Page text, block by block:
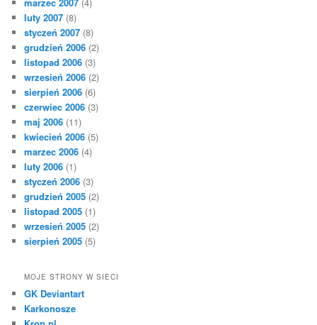
marzec 2007 (4)
luty 2007 (8)
styczeń 2007 (8)
grudzień 2006 (2)
listopad 2006 (3)
wrzesień 2006 (2)
sierpień 2006 (6)
czerwiec 2006 (3)
maj 2006 (11)
kwiecień 2006 (5)
marzec 2006 (4)
luty 2006 (1)
styczeń 2006 (3)
grudzień 2005 (2)
listopad 2005 (1)
wrzesień 2005 (2)
sierpień 2005 (5)
MOJE STRONY W SIECI
GK Deviantart
Karkonosze